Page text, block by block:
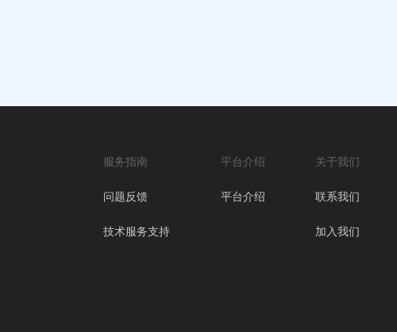
服务指南
问题反馈
技术服务支持
平台介绍
平台介绍
关于我们
联系我们
加入我们